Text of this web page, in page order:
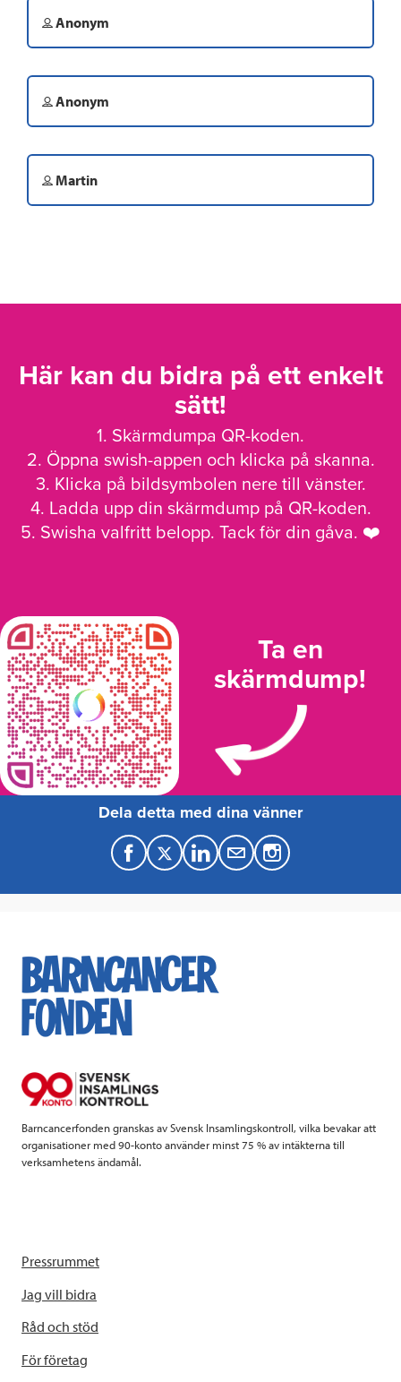
Anonym
Anonym
Martin
Här kan du bidra på ett enkelt
sätt!
1. Skärmdumpa QR-koden.
2. Öppna swish-appen och klicka på skanna.
3. Klicka på bildsymbolen nere till vänster.
4. Ladda upp din skärmdump på QR-koden.
5. Swisha valfritt belopp. Tack för din gåva. ❤️
Ta en
skärmdump!
Dela detta med dina vänner
F
a
e
b
k
T
w
t
t
L
i
k
e
M
a
Barncancerfonden granskas av Svensk Insamlingskontroll, vilka bevakar att
organisationer med 90-konto använder minst 75 % av intäkterna till
verksamhetens ändamål.
Pressrummet
Jag vill bidra
Råd och stöd
För företag